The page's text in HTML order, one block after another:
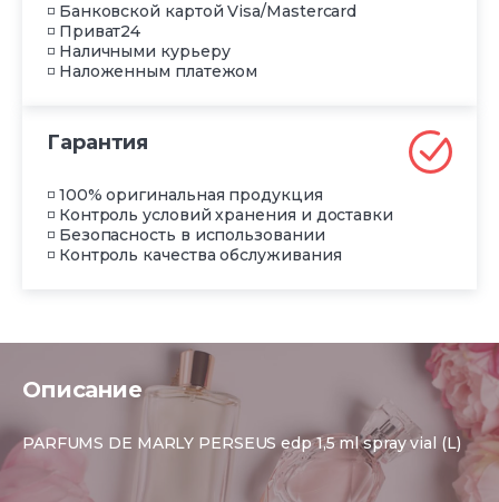
◽ Банковской картой Visa/Mastercard
◽ Приват24
◽ Наличными курьеру
◽ Наложенным платежом
Гарантия
◽ 100% оригинальная продукция
◽ Контроль условий хранения и доставки
◽ Безопасность в использовании
◽ Контроль качества обслуживания
Описание
PARFUMS DE MARLY PERSEUS edp 1,5 ml spray vial (L)